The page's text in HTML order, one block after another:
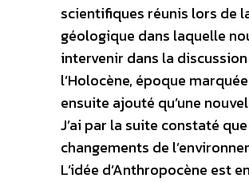
scientifiques réunis lors de
géologique dans laquelle
intervenir dans la
l’Holocène, époque
ensuite ajouté qu’une
J’ai par la suite constaté
changements de
L’idée d’Anthropocène est